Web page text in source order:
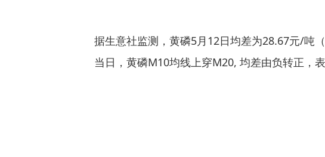
据生意社监测，黄磷5月12日均差为28.67元/吨
当日，黄磷M10均线上穿M20, 均差由负转正，